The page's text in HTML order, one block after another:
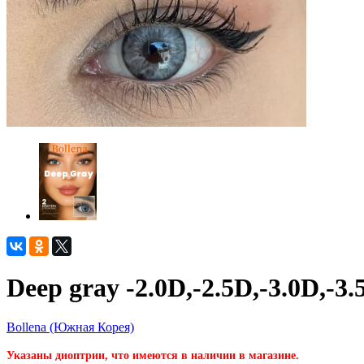
Deep gray -2.0D,-2.5D,-3.0D,-
Bollena (Южная Корея)
Указаны диоптрии, что имеются в наличии в магазине.